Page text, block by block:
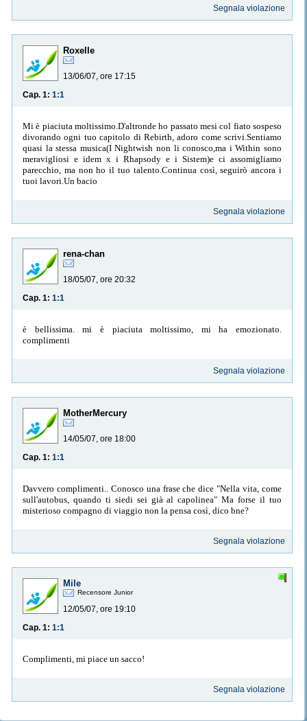
Segnala violazione
Roxelle
13/06/07, ore 17:15
Cap. 1: 1:1
Mi è piaciuta moltissimo.D'altronde ho passato mesi col fiato sospeso
divorando ogni tuo capitolo di Rebirth, adoro come scrivi.Sentiamo
quasi la stessa musica(I Nightwish non li conosco,ma i Within sono
meravigliosi e idem x i Rhapsody e i Sistem)e ci assomigliamo
parecchio, ma non ho il tuo talento.Continua così, seguirò ancora i
tuoi lavori.Un bacio
Segnala violazione
rena-chan
18/05/07, ore 20:32
Cap. 1: 1:1
è bellissima. mi è piaciuta moltissimo, mi ha emozionato.
complimenti
Segnala violazione
MotherMercury
14/05/07, ore 18:00
Cap. 1: 1:1
Davvero complimenti.. Conosco una frase che dice "Nella vita, come
sull'autobus, quando ti siedi sei già al capolinea" Ma forse il tuo
misterioso compagno di viaggio non la pensa così, dico bne?
Segnala violazione
Mile
Recensore Junior
12/05/07, ore 19:10
Cap. 1: 1:1
Complimenti, mi piace un sacco!
Segnala violazione